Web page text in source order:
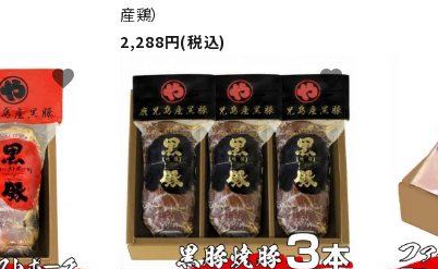
産鶏）
2,288円(税込)
favorite favorite